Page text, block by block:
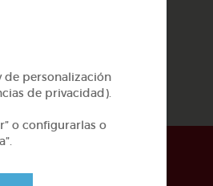
de personalización
de privacidad).
o configurarlas o